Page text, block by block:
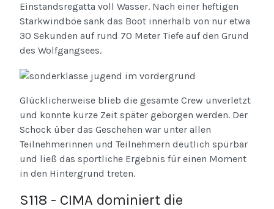
Einstandsregatta voll Wasser. Nach einer heftigen
Starkwindböe sank das Boot innerhalb von nur etwa
30 Sekunden auf rund 70 Meter Tiefe auf den Grund
des Wolfgangsees.
Glücklicherweise blieb die gesamte Crew unverletzt
und konnte kurze Zeit später geborgen werden. Der
Schock über das Geschehen war unter allen
Teilnehmerinnen und Teilnehmern deutlich spürbar
und ließ das sportliche Ergebnis für einen Moment
in den Hintergrund treten.
S118 - CIMA dominiert die